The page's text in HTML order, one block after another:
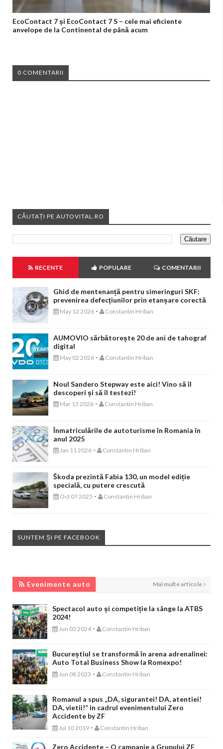
EcoContact 7 și EcoContact 7 S – cele mai eficiente
anvelope de la Continental de până acum
0 COMENTARII
CĂUTAȚI PE AUTOVITAL.RO
RECENTE POPULARE COMENTARII
Ghid de mentenanță pentru simeringuri SKF:
prevenirea defecțiunilor prin etanșare corectă
May 12 2026 - Constantin Hriban
AUMOVIO sărbătorește 20 de ani de tahograf
digital
May 02 2026 - Constantin Hriban
Noul Sandero Stepway este aici! Vino să îl
descoperi și să îl testezi!
Mar 13 2026 - Constantin Hriban
Înmatriculările de autoturisme în Romania în
anul 2025
Jan 11 2026 - Constantin Hriban
Škoda prezintă Fabia 130, un model ediție
specială, cu putere crescută
Oct 07 2025 - Constantin Hriban
SUNTEM ȘI PE FACEBOOK
Evenimente auto Mai multe articole
Spectacol auto și competiție la sânge la ATBS
2024!
Jun 03 2024 - Constantin Hriban
Bucureștiul se transformă în arena adrenalinei:
Auto Total Business Show la Romexpo!
Jun 08 2023 - Constantin Hriban
Romanul a spus „DA, sigurantei! DA, atentiei!
DA, vietii!” in cadrul evenimentului Zero
Accidente by ZF
Jul 10 2019 - Constantin Hriban
Zero Accidente – O campanie a Grupului ZF